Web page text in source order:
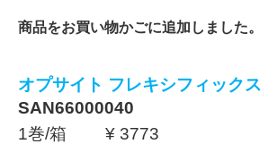
商品をお買い物かごに追加しました。
オプサイト フレキシフィックス
SAN66000040
1巻/箱 ¥ 3773